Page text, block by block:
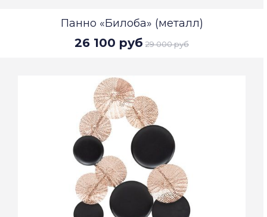
Панно «Билоба» (металл)
26 100 руб 29 000 руб